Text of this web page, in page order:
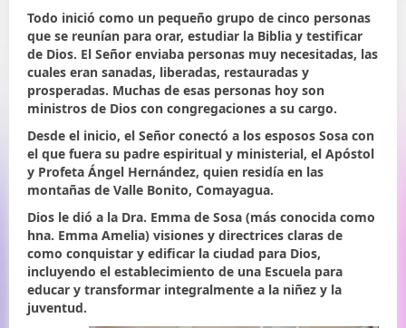
Todo inició como un pequeño grupo de cinco personas
que se reunían para orar, estudiar la Biblia y testificar
de Dios. El Señor enviaba personas muy necesitadas, las
cuales eran sanadas, liberadas, restauradas y
prosperadas. Muchas de esas personas hoy son
ministros de Dios con congregaciones a su cargo.
Desde el inicio, el Señor conectó a los esposos Sosa con
el que fuera su padre espiritual y ministerial, el Apóstol
y Profeta Ángel Hernández, quien residía en las
montañas de Valle Bonito, Comayagua.
Dios le dió a la Dra. Emma de Sosa (más conocida como
hna. Emma Amelia) visiones y directrices claras de
como conquistar y edificar la ciudad para Dios,
incluyendo el establecimiento de una Escuela para
educar y transformar integralmente a la niñez y la
juventud.